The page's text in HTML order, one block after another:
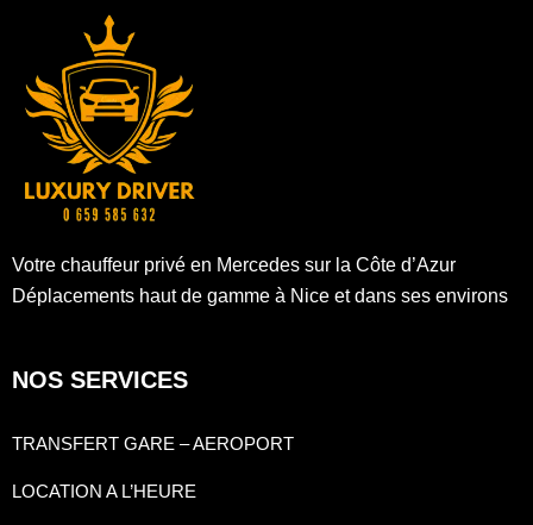
Votre chauffeur privé en Mercedes sur la Côte d’Azur
Déplacements haut de gamme à Nice et dans ses environs
NOS SERVICES
TRANSFERT GARE – AEROPORT
LOCATION A L’HEURE